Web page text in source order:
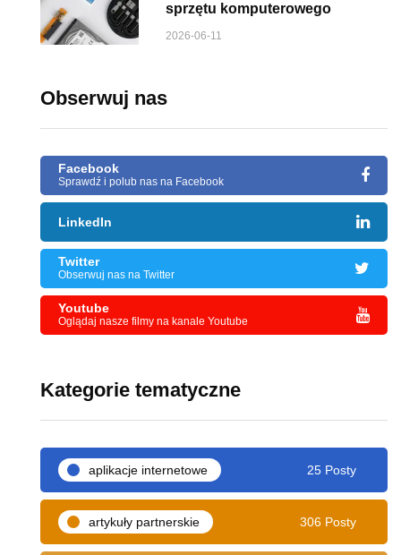
sprzętu komputerowego
2026-06-11
Obserwuj nas
Facebook
Sprawdź i polub nas na Facebook
LinkedIn
Twitter
Obserwuj nas na Twitter
Youtube
Oglądaj nasze filmy na kanale Youtube
Kategorie tematyczne
aplikacje internetowe 25 Posty
artykuły partnerskie 306 Posty